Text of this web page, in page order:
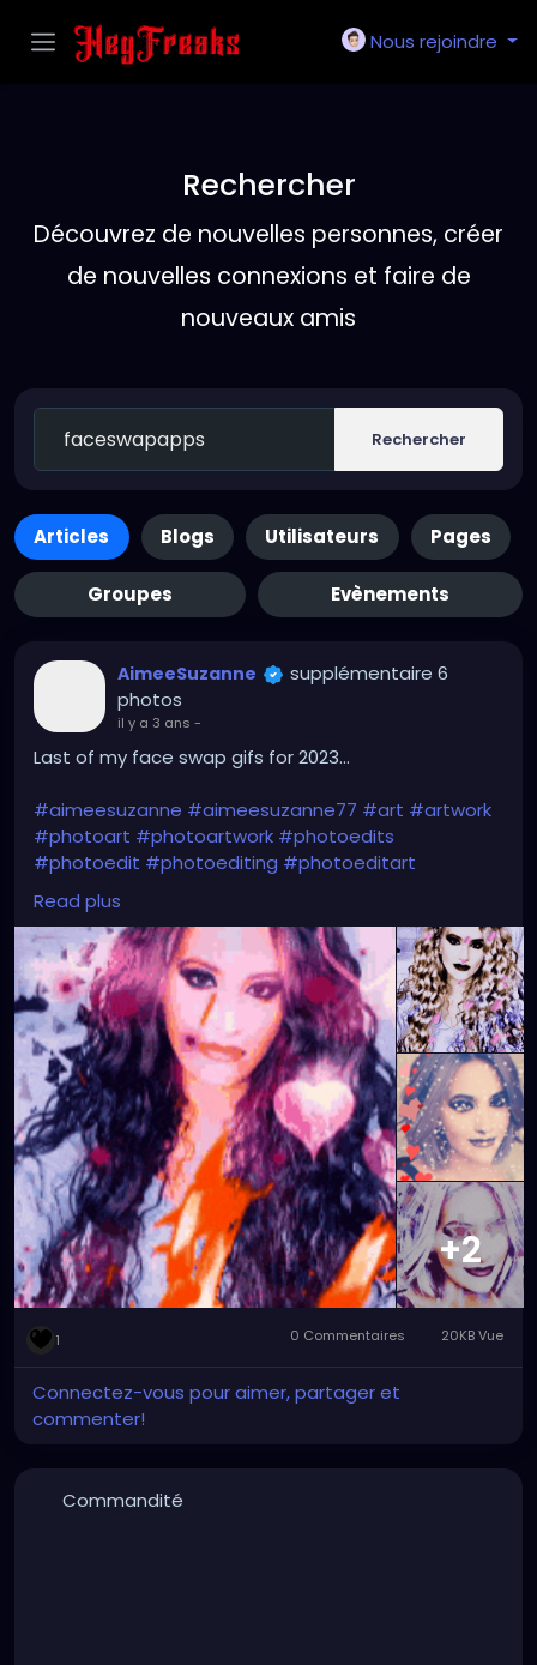
Nous rejoindre
Rechercher
Découvrez de nouvelles personnes, créer
de nouvelles connexions et faire de
nouveaux amis
Rechercher
Articles Blogs Utilisateurs Pages
Groupes Evènements
AimeeSuzanne
supplémentaire 6
photos
il y a 3 ans -
Last of my face swap gifs for 2023...
#aimeesuzanne #aimeesuzanne77 #art #artwork
#photoart #photoartwork #photoedits
#photoedit #photoediting #photoeditart
#photoeditingart
#facemorph
#faceswappingapps
#facemorphapps
#facemorphingapps
#faceswapphotos
#faceswappingphotos#facemorphphotos
#facemorphingphotos
#faceswapart
#faceswappingart#facemorphart
#facemorphingart
#digitalart#digitalartwork
#graphicdesign#graphicdesignart#graphicart
#graphicartwork#forfun#formyamusement
#myface#myartwork#myfaceswaps
#myfacemorphs#myphotos#artgallery
#photogallery
Read plus
+2
1 0 Commentaires 20KB Vue
Connectez-vous pour aimer, partager et
commenter!
Commandité